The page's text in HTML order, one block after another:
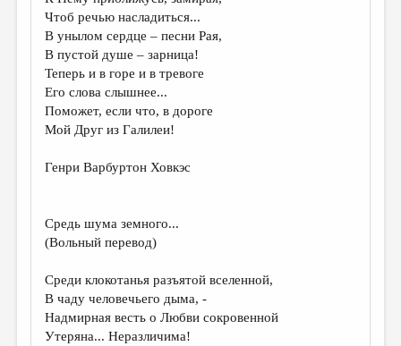
ПЕРЕВОДЫ
КОНКУРСЫ
ДЕТСКАЯ КОМНАТА
КНИЖНАЯ ПОЛКА
ОБЗОР ЛИТЕРАТУРЫ
СТРАНИЦЫ ПАМЯТИ
КОЛОНКА РЕДАКТОРА
ОТ РЕДАКЦИИ
МАЛАЯ ПРОЗА
Чтоб речью насладиться...
В унылом сердце – песни Рая,
В пустой душе – зарница!
Теперь и в горе и в тревоге
Его слова слышнее...
Поможет, если что, в дороге
Мой Друг из Галилеи!
Генри Варбуртон Ховкэс
Средь шума земного...
(Вольный перевод)
Среди клокотанья разъятой вселенной,
В чаду человечьего дыма, -
Надмирная весть о Любви сокровенной
Утеряна... Неразличима!